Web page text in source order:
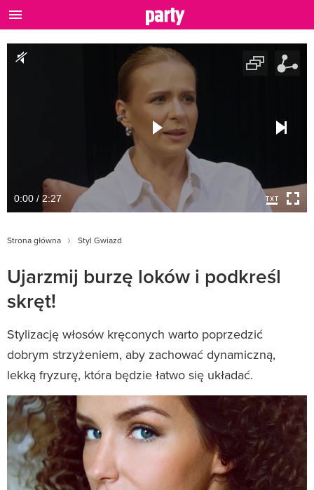
0:00 / 2:27
Strona główna Styl Gwiazd
Ujarzmij burzę loków i podkreśl
skręt!
Stylizację włosów kręconych warto poprzedzić
dobrym strzyżeniem, aby zachować dynamiczną,
lekką fryzurę, która będzie łatwo się układać.